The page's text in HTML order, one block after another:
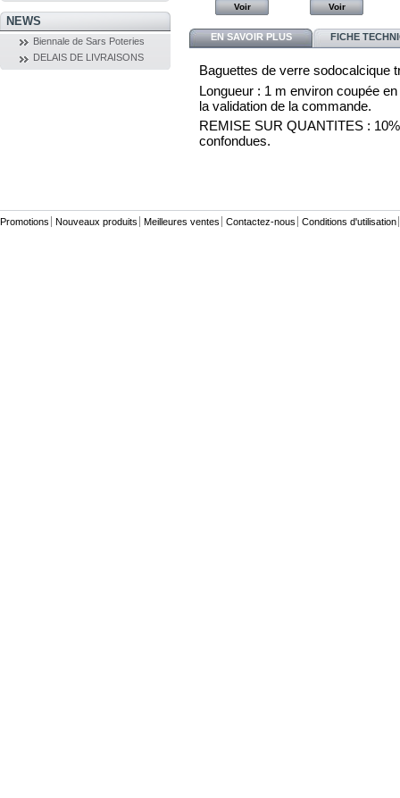
NEWS
Biennale de Sars Poteries
DELAIS DE LIVRAISONS
Voir Voir
EN SAVOIR PLUS FICHE
Baguettes de verre sodocalcique
Longueur : 1 m environ coupée
la validation de la commande.
REMISE SUR QUANTITES :
confondues.
Promotions Nouveaux produits Meilleures ventes Contactez-nous Conditions d'utilisation